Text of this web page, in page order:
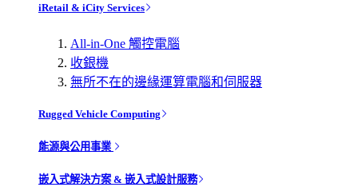
iRetail & iCity Services
All-in-One 觸控電腦
收銀機
無所不在的邊緣運算電腦和伺服器
Rugged Vehicle Computing
能源與公用事業
嵌入式解決方案 & 嵌入式設計服務